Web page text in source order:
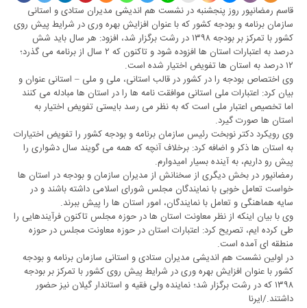
قاسم رمضانپور روز پنجشنبه در نشست هم اندیشی مدیران ستادی و استانی
سازمان برنامه و بودجه کشور که با عنوان افزایش بهره وری در شرایط پیش روی
کشور با تمرکز بر بودجه ۱۳۹۸ در رشت برگزار شد، افزود: هر سال باید شش
درصد به اعتبارات استان ها افزوده شود و تاکنون که ۲ سال از برنامه می گذرد؛
۱۲ درصد به استان ها تفویض اختیار شده است.
وی اختصاص بودجه را در کشور در قالب استانی، ملی و ملی – استانی عنوان و
بیان کرد: اعتبارات ملی استانی موافقت نامه ها را در استان ها مبادله می کنند
اما تخصیص اعتبار ملی است که به نظر می رسد بایستی تفویض اختیار به
استان ها صورت گیرد.
وی رویکرد دکتر نوبخت رئیس سازمان برنامه و بودجه کشور را تفویض اختیارات
به استان ها ذکر و اضافه کرد: برخلاف آنچه که همه می گویند سال دشواری را
پیش رو داریم، به آینده بسیار امیدوارم.
رمضانپور در بخش دیگری از سخنانش از مدیران سازمان و بودجه در استان ها
خواست تعامل خوبی با نمایندگان مجلس شورای اسلامی داشته باشند و در
سایه هماهنگی و تعامل با نمایندگان، امور استان ها را پیش ببرند.
وی با بیان اینکه از نظر معاونت استان ها در حوزه مجلس تاکنون فرآیندهایی را
طی کرده ایم، تصریح کرد: اعتبارات استان در حوزه معاونت مجلس در حوزه
منطقه ای آمده است.
در اولین نشست هم اندیشی مدیران ستادی و استانی سازمان برنامه و بودجه
کشور با عنوان افزایش بهره وری در شرایط پیش روی کشور با تمرکز بر بودجه
۱۳۹۸ که در رشت برگزار شد؛ نماینده ولی فقیه و استاندار گیلان نیز حضور
داشتند./ایرنا